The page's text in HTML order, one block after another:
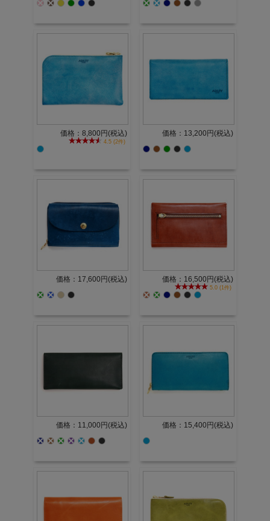
価格：8,800円(税込)
4.5 (2件)
価格：13,200円(税込)
価格：17,600円(税込) 価格：16,500円(税込)
5.0 (1件)
価格：11,000円(税込) 価格：15,400円(税込)